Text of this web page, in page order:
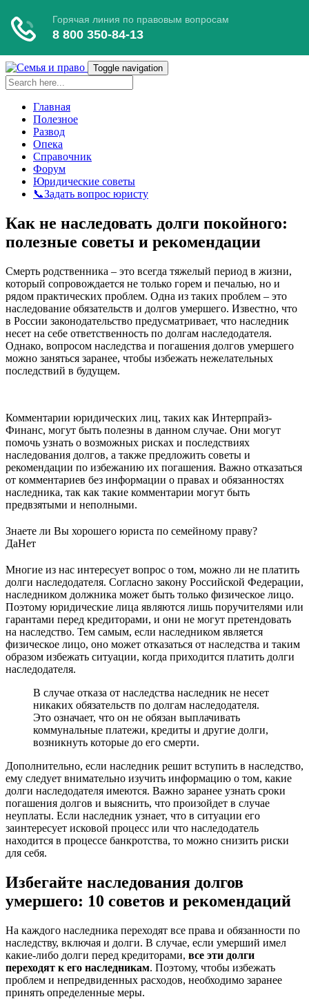
Toggle navigation
Главная
Полезное
Развод
Опека
Справочник
Форум
Юридические советы
📞Задать вопрос юристу
Как не наследовать долги покойного:
полезные советы и рекомендации
Смерть родственника – это всегда тяжелый период в жизни,
который сопровождается не только горем и печалью, но и
рядом практических проблем. Одна из таких проблем – это
наследование обязательств и долгов умершего. Известно, что
в России законодательство предусматривает, что наследник
несет на себе ответственность по долгам наследодателя.
Однако, вопросом наследства и погашения долгов умершего
можно заняться заранее, чтобы избежать нежелательных
последствий в будущем.
Комментарии юридических лиц, таких как Интерпрайз-
Финанс, могут быть полезны в данном случае. Они могут
помочь узнать о возможных рисках и последствиях
наследования долгов, а также предложить советы и
рекомендации по избежанию их погашения. Важно отказаться
от комментариев без информации о правах и обязанностях
наследника, так как такие комментарии могут быть
предвзятыми и неполными.
Знаете ли Вы хорошего юриста по семейному праву?
ДаНет
Многие из нас интересует вопрос о том, можно ли не платить
долги наследодателя. Согласно закону Российской Федерации,
наследником должника может быть только физическое лицо.
Поэтому юридические лица являются лишь поручителями или
гарантами перед кредиторами, и они не могут претендовать
на наследство. Тем самым, если наследником является
физическое лицо, оно может отказаться от наследства и таким
образом избежать ситуации, когда приходится платить долги
наследодателя.
В случае отказа от наследства наследник не несет
никаких обязательств по долгам наследодателя.
Это означает, что он не обязан выплачивать
коммунальные платежи, кредиты и другие долги,
возникнуть которые до его смерти.
Дополнительно, если наследник решит вступить в наследство,
ему следует внимательно изучить информацию о том, какие
долги наследодателя имеются. Важно заранее узнать сроки
погашения долгов и выяснить, что произойдет в случае
неуплаты. Если наследник узнает, что в ситуации его
заинтересует исковой процесс или что наследодатель
находится в процессе банкротства, то можно снизить риски
для себя.
Избегайте наследования долгов
умершего: 10 советов и рекомендаций
На каждого наследника переходят все права и обязанности по
наследству, включая и долги. В случае, если умерший имел
какие-либо долги перед кредиторами, все эти долги
переходят к его наследникам. Поэтому, чтобы избежать
проблем и непредвиденных расходов, необходимо заранее
принять определенные меры.